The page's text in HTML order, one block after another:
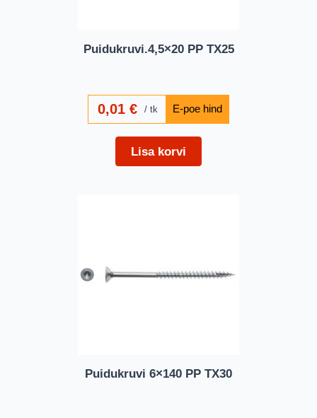
Puidukruvi.4,5×20 PP TX25
0,01€ tk
Lisa korvi
Puidukruvi 6×140 PP TX30